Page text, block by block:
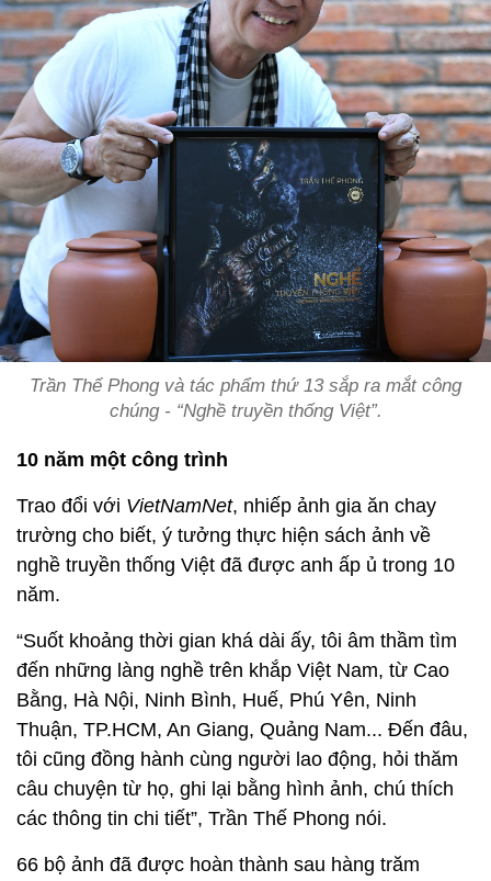
Trần Thế Phong và tác phẩm thứ 13 sắp ra mắt công
chúng - “Nghề truyền thống Việt”.
10 năm một công trình
Trao đổi với VietNamNet, nhiếp ảnh gia ăn chay
trường cho biết, ý tưởng thực hiện sách ảnh về
nghề truyền thống Việt đã được anh ấp ủ trong 10
năm.
“Suốt khoảng thời gian khá dài ấy, tôi âm thầm tìm
đến những làng nghề trên khắp Việt Nam, từ Cao
Bằng, Hà Nội, Ninh Bình, Huế, Phú Yên, Ninh
Thuận, TP.HCM, An Giang, Quảng Nam... Đến đâu,
tôi cũng đồng hành cùng người lao động, hỏi thăm
câu chuyện từ họ, ghi lại bằng hình ảnh, chú thích
các thông tin chi tiết”, Trần Thế Phong nói.
66 bộ ảnh đã được hoàn thành sau hàng trăm